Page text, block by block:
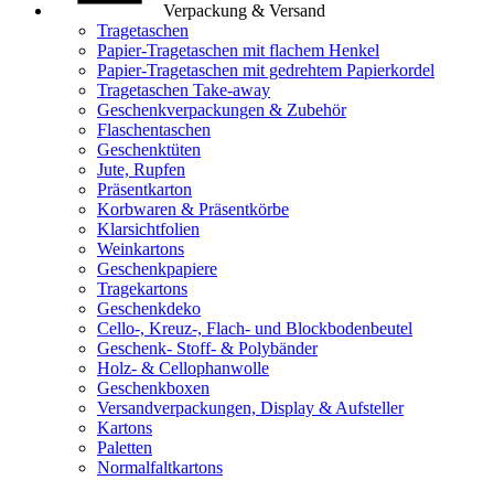
Verpackung & Versand
Tragetaschen
Papier-Tragetaschen mit flachem Henkel
Papier-Tragetaschen mit gedrehtem Papierkordel
Tragetaschen Take-away
Geschenkverpackungen & Zubehör
Flaschentaschen
Geschenktüten
Jute, Rupfen
Präsentkarton
Korbwaren & Präsentkörbe
Klarsichtfolien
Weinkartons
Geschenkpapiere
Tragekartons
Geschenkdeko
Cello-, Kreuz-, Flach- und Blockbodenbeutel
Geschenk- Stoff- & Polybänder
Holz- & Cellophanwolle
Geschenkboxen
Versandverpackungen, Display & Aufsteller
Kartons
Paletten
Normalfaltkartons